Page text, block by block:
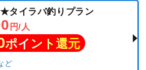
タイラバ釣りプラン
円/人
ポイント還元